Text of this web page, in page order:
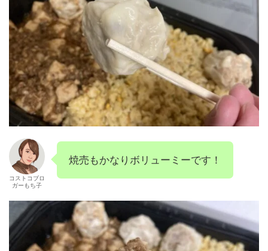
コストコブロ
ガーもち子
焼売もかなりボリューミーです！